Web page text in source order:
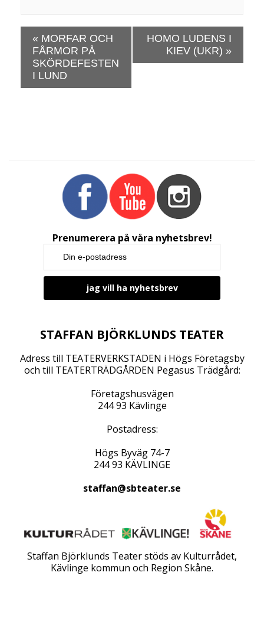
e
« MORFAR OCH
FÅRMOR PÅ
SKÖRDEFESTEN
I LUND
HOMO LUDENS I
KIEV (UKR) »
Prenumerera på våra nyhetsbrev!
STAFFAN BJÖRKLUNDS TEATER
Adress till TEATERVERKSTADEN i Högs Företagsby
och till TEATERTRÄDGÅRDEN Pegasus Trädgård:
Företagshusvägen
244 93 Kävlinge
Postadress:
Högs Byväg 74-7
244 93 KÄVLINGE
staffan@sbteater.se
Staffan Björklunds Teater stöds av Kulturrådet,
Kävlinge kommun och Region Skåne.